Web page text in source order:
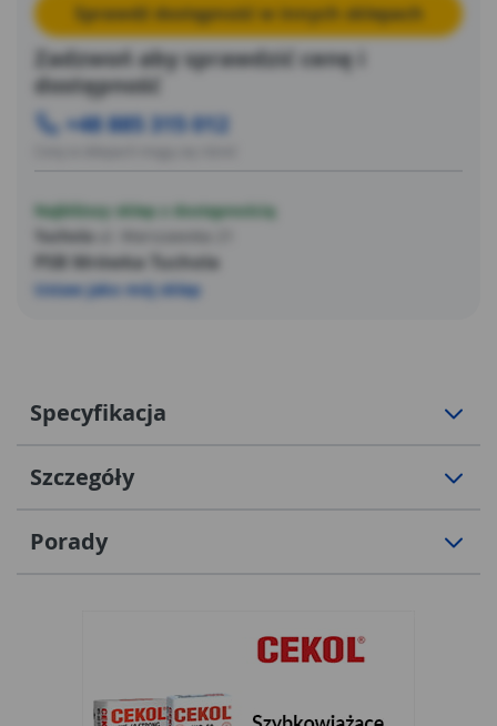
Sprawdź dostępność w innych sklepach
Zadzwoń aby sprawdzić cenę i
dostępność
+48 885 315 012
Najbliższy sklep z dostępnością
Tuchola
PSB Mrówka Tuchola
Ustaw jako mój sklep
Specyfikacja
Szczegóły
Porady